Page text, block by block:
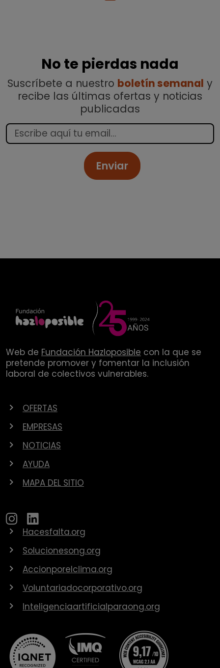
No te pierdas nada
Suscríbete a nuestro boletín semanal y
recibe las últimas ofertas y noticias
publicadas
Enviar
Web de Fundación Hazloposible con la que se
pretende promover y fomentar la inclusión
laboral de colectivos vulnerables.
OFERTAS
EMPRESAS
NOTICIAS
AYUDA
MAPA DEL SITIO
Hacesfalta.org
Solucionesong.org
Accionporelclima.org
Voluntariadocorporativo.org
Inteligenciaartificialparaong.org